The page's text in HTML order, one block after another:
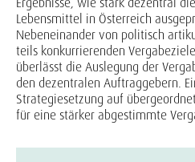
Lebensmittel in Österreich
Nebeneinander von politisch
teils konkurrierenden
überlässt die Auslegung der
den dezentralen Auftraggebern.
Strategiesetzung auf
für eine stärker abgestimmte